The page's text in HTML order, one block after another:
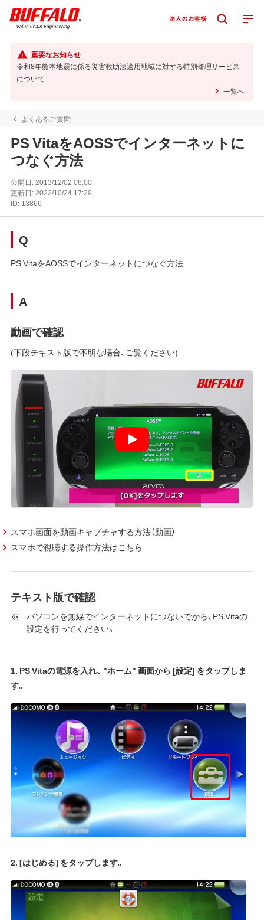
重要なお知らせ
令和8年熊本地震に係る災害救助法適用地域に対する特別修理サービス
について
一覧へ
よくあるご質問
PS VitaをAOSSでインターネットに
つなぐ方法
公開日:2013/12/02 08:00
更新日:2022/10/24 17:29
ID: 13866
Q
PS VitaをAOSSでインターネットにつなぐ方法
A
動画で確認
(下段テキスト版で不明な場合、ご覧ください)
スマホ画面を動画キャプチャする方法（動画）
スマホで視聴する操作方法はこちら
テキスト版で確認
パソコンを無線でインターネットにつないでから、PS Vitaの
設定を行ってください。
1. PS Vitaの電源を入れ、 "ホーム" 画面から [設定] をタップしま
す。
2. [はじめる] をタップします。